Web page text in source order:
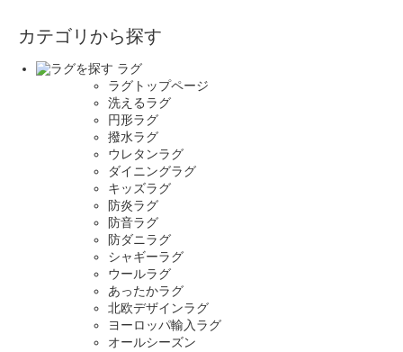
カテゴリから探す
ラグ
ラグトップページ
洗えるラグ
円形ラグ
撥水ラグ
ウレタンラグ
ダイニングラグ
キッズラグ
防炎ラグ
防音ラグ
防ダニラグ
シャギーラグ
ウールラグ
あったかラグ
北欧デザインラグ
ヨーロッパ輸入ラグ
オールシーズン